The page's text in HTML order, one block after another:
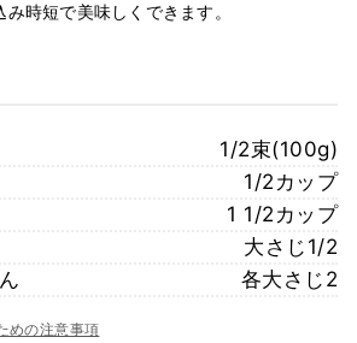
時短で美味しくできます。
1/2束(100g)
1/2カップ
1 1/2カップ
大さじ1/2
各大さじ2
めの注意事項